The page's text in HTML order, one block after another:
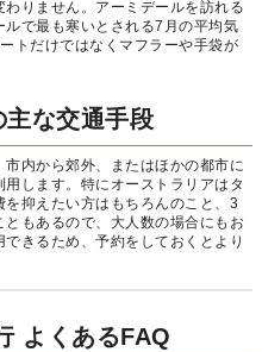
りません。アーミデールを訪れる
で最も寒いとされる7月の平均気
トだけではなくマフラーや手袋が
主な交通手段
内から郊外、またはほかの都市に
します。特にオーストラリアはタ
抑えたい方はもちろんのこと、3
もあるので、大人数の場合にもお
きるため、予約をしておくとより
よくあるFAQ